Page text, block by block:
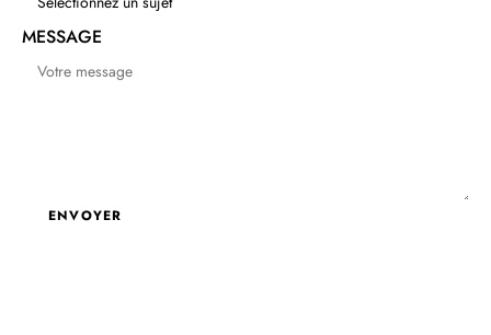
MESSAGE
ENVOYER